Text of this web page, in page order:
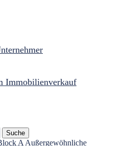
Immobilienverkauf
Suche
A Außergewöhnliche